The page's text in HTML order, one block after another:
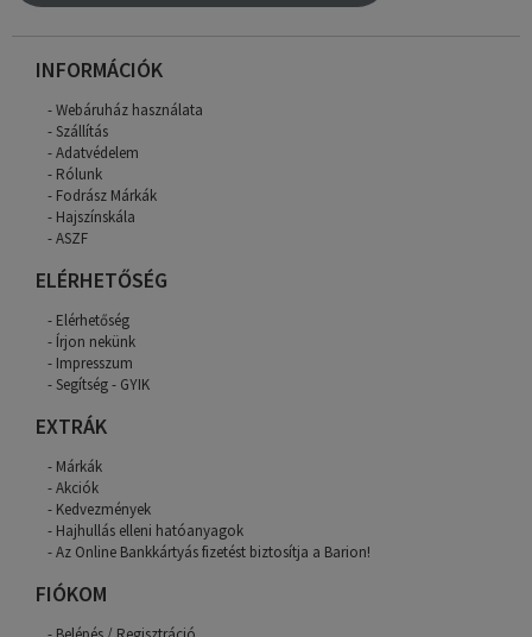
INFORMÁCIÓK
Webáruház használata
Szállítás
Adatvédelem
Rólunk
Fodrász Márkák
Hajszínskála
ASZF
ELÉRHETŐSÉG
Elérhetőség
Írjon nekünk
Impresszum
Segítség - GYIK
EXTRÁK
Márkák
Akciók
Kedvezmények
Hajhullás elleni hatóanyagok
Az Online Bankkártyás fizetést biztosítja a Barion!
FIÓKOM